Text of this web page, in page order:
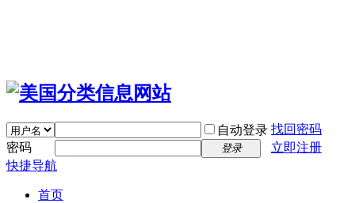
自动登录 找回密码
密码
登录
立即注册
快捷导航
首页